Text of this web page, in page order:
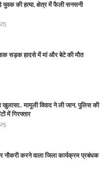
युवक की हत्या, क्षेत्र में फैली सनसनी
सड़क हादसे में मां और बेटे की मौत
खुलासा.. मामूली विवाद ने ली जान, पुलिस की
में गिरफ्तार
नौकरी करने वाला जिला कार्यक्रम प्रबंधक